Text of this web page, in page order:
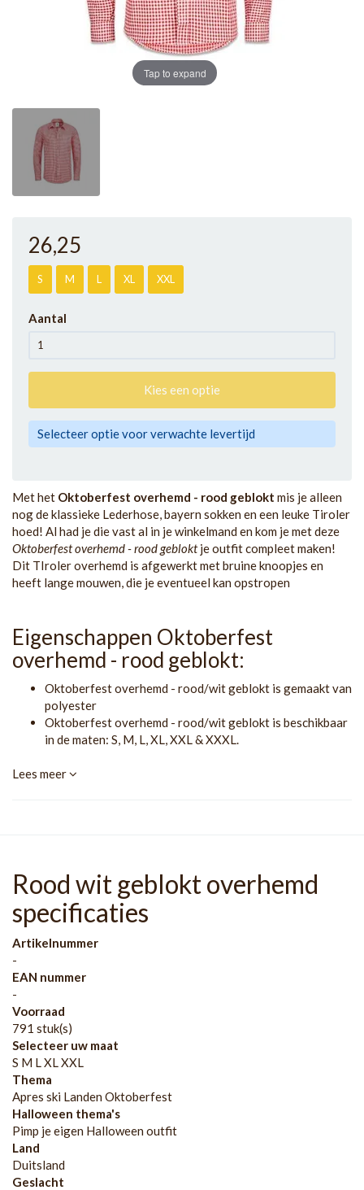
Tap to expand
26,25
S M L XL XXL
Aantal
Kies een optie
Selecteer optie voor verwachte levertijd
Met het Oktoberfest overhemd - rood geblokt mis je alleen
nog de klassieke Lederhose, bayern sokken en een leuke Tiroler
hoed! Al had je die vast al in je winkelmand en kom je met deze
Oktoberfest overhemd - rood gebloktje outfit compleet maken!
Dit TIroler overhemd is afgewerkt met bruine knoopjes en
heeft lange mouwen, die je eventueel kan opstropen
Eigenschappen Oktoberfest
overhemd - rood geblokt:
Oktoberfest overhemd - rood/wit geblokt is gemaakt van
polyester
Oktoberfest overhemd - rood/wit geblokt is beschikbaar
in de maten: S, M, L, XL, XXL & XXXL.
Lees meer
Rood wit geblokt overhemd
specificaties
Artikelnummer
-
EAN nummer
-
Voorraad
791 stuk(s)
Selecteer uw maat
S M L XL XXL
Thema
Apres ski Landen Oktoberfest
Halloween thema's
Pimp je eigen Halloween outfit
Land
Duitsland
Geslacht